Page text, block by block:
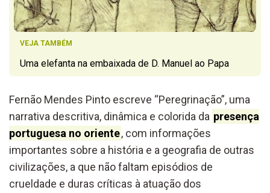
VEJA TAMBÉM
Uma elefanta na embaixada de D. Manuel ao Papa
Fernão Mendes Pinto escreve “Peregrinação”, uma
narrativa descritiva, dinâmica e colorida da presença
portuguesa no oriente, com informações
importantes sobre a história e a geografia de outras
civilizações, a que não faltam episódios de
crueldade e duras críticas à atuação dos